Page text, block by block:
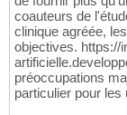
coauteurs de
clinique agréée,
objectives. https://
préoccupations
particulier pour